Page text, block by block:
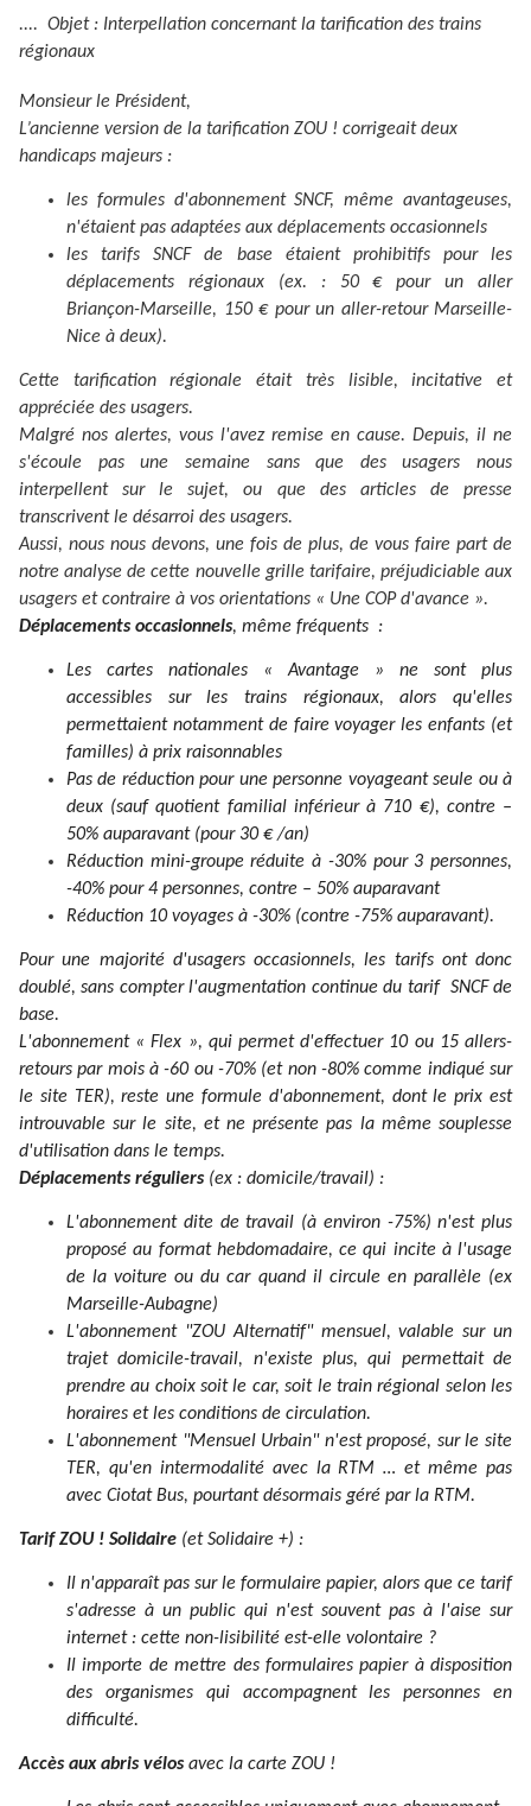
.... Objet : Interpellation concernant la tarification des trains
régionaux
Monsieur le Président,
L’ancienne version de la tarification ZOU ! corrigeait deux
handicaps majeurs :
les formules d'abonnement SNCF, même avantageuses,
n'étaient pas adaptées aux déplacements occasionnels
les tarifs SNCF de base étaient prohibitifs pour les
déplacements régionaux (ex. : 50 € pour un aller
Briançon-Marseille, 150 € pour un aller-retour Marseille-
Nice à deux).
Cette tarification régionale était très lisible, incitative et
appréciée des usagers.
Malgré nos alertes, vous l'avez remise en cause. Depuis, il ne
s'écoule pas une semaine sans que des usagers nous
interpellent sur le sujet, ou que des articles de presse
transcrivent le désarroi des usagers.
Aussi, nous nous devons, une fois de plus, de vous faire part de
notre analyse de cette nouvelle grille tarifaire, préjudiciable aux
usagers et contraire à vos orientations « Une COP d'avance ».
Déplacements occasionnels, même fréquents :
Les cartes nationales « Avantage » ne sont plus
accessibles sur les trains régionaux, alors qu'elles
permettaient notamment de faire voyager les enfants (et
familles) à prix raisonnables
Pas de réduction pour une personne voyageant seule ou à
deux (sauf quotient familial inférieur à 710 €), contre –
50% auparavant (pour 30 € /an)
Réduction mini-groupe réduite à -30% pour 3 personnes,
-40% pour 4 personnes, contre – 50% auparavant
Réduction 10 voyages à -30% (contre -75% auparavant).
Pour une majorité d'usagers occasionnels, les tarifs ont donc
doublé, sans compter l'augmentation continue du tarif SNCF de
base.
L'abonnement « Flex », qui permet d'effectuer 10 ou 15 allers-
retours par mois à -60 ou -70% (et non -80% comme indiqué sur
le site TER), reste une formule d'abonnement, dont le prix est
introuvable sur le site, et ne présente pas la même souplesse
d'utilisation dans le temps.
Déplacements réguliers (ex : domicile/travail) :
L'abonnement dite de travail (à environ -75%) n'est plus
proposé au format hebdomadaire, ce qui incite à l'usage
de la voiture ou du car quand il circule en parallèle (ex
Marseille-Aubagne)
L'abonnement "ZOU Alternatif" mensuel, valable sur un
trajet domicile-travail, n'existe plus, qui permettait de
prendre au choix soit le car, soit le train régional selon les
horaires et les conditions de circulation.
L'abonnement "Mensuel Urbain" n'est proposé, sur le site
TER, qu'en intermodalité avec la RTM … et même pas
avec Ciotat Bus, pourtant désormais géré par la RTM.
Tarif ZOU ! Solidaire (et Solidaire +) :
Il n'apparaît pas sur le formulaire papier, alors que ce tarif
s'adresse à un public qui n'est souvent pas à l'aise sur
internet : cette non-lisibilité est-elle volontaire ?
Il importe de mettre des formulaires papier à disposition
des organismes qui accompagnent les personnes en
difficulté.
Accès aux abris vélos avec la carte ZOU !